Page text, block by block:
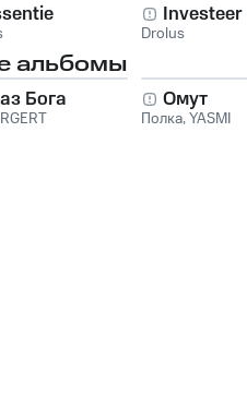
Investeer
Drolus
альбомы
Бога Омут
Полка,YASMI